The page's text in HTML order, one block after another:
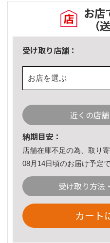
お店
（
受け取り店舗：
お店を選ぶ
近くの店
納期目安：
店舗在庫不足の為、取り
08月14日頃のお届け予定で
受け取り方法
カート